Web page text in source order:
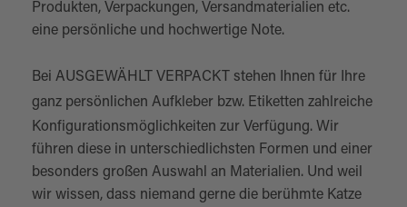
Produkten, Verpackungen, Versandmaterialien etc.
eine persönliche und hochwertige Note.
Bei AUSGEWÄHLT VERPACKT stehen Ihnen für Ihre
ganz persönlichen Aufkleber bzw. Etiketten zahlreiche
Konfigurationsmöglichkeiten zur Verfügung. Wir
führen diese in unterschiedlichsten Formen und einer
besonders großen Auswahl an Materialien. Und weil
wir wissen, dass niemand gerne die berühmte Katze